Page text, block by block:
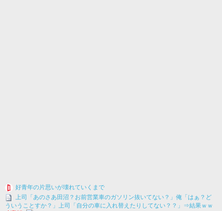
好青年の片思いが壊れていくまで
上司「あのさあ田沼？お前営業車のガソリン抜いてない？」俺「はぁ？ど
ういうことすか？」上司「自分の車に入れ替えたりしてない？？」⇒結果ｗｗ